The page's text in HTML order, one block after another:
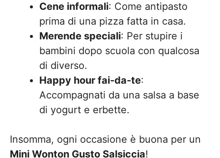
Cene informali: Come antipasto
prima di una pizza fatta in casa.
Merende speciali: Per stupire i
bambini dopo scuola con qualcosa
di diverso.
Happy hour fai-da-te:
Accompagnati da una salsa a base
di yogurt e erbette.
Insomma, ogni occasione è buona per un
Mini Wonton Gusto Salsiccia!